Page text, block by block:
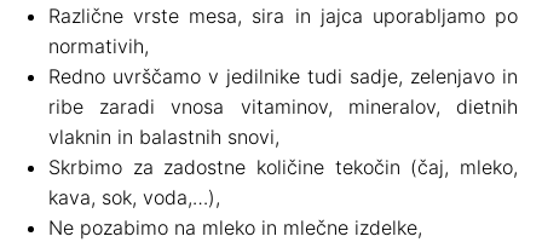
Različne vrste mesa, sira in jajca uporabljamo po
normativih,
Redno uvrščamo v jedilnike tudi sadje, zelenjavo in
ribe zaradi vnosa vitaminov, mineralov, dietnih
vlaknin in balastnih snovi,
Skrbimo za zadostne količine tekočin (čaj, mleko,
kava, sok, voda,…),
Ne pozabimo na mleko in mlečne izdelke,